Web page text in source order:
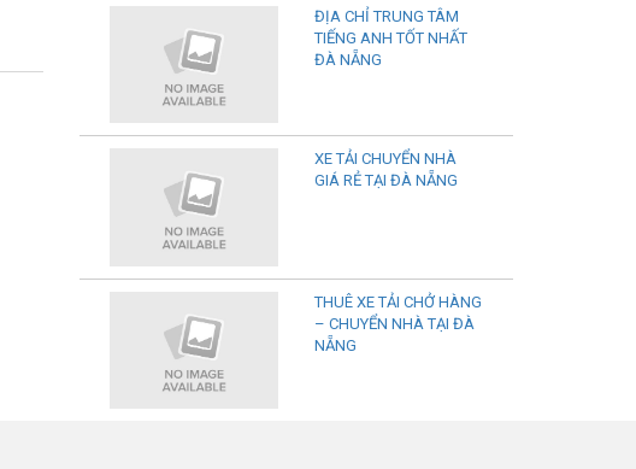
ĐỊA CHỈ TRUNG TÂM
TIẾNG ANH TỐT NHẤT
ĐÀ NẴNG
XE TẢI CHUYỂN NHÀ
GIÁ RẺ TẠI ĐÀ NẴNG
THUÊ XE TẢI CHỞ HÀNG
– CHUYỂN NHÀ TẠI ĐÀ
NẴNG